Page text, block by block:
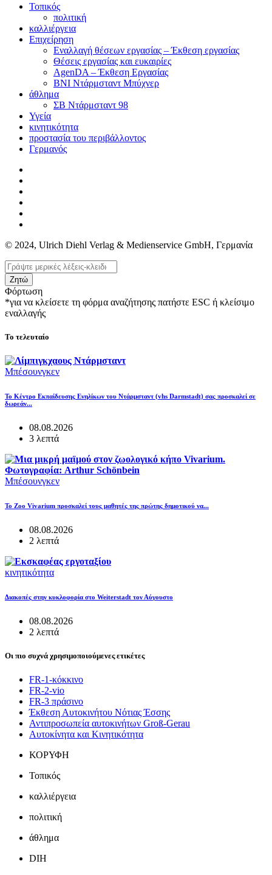
Τοπικός
πολιτική
καλλιέργεια
Επιχείρηση
Εναλλαγή θέσεων εργασίας – Έκθεση εργασίας
Θέσεις εργασίας και ευκαιρίες
AgenDA – Έκθεση Εργασίας
BNI Ντάρμσταντ Μπύχνερ
άθλημα
ΣΒ Ντάρμσταντ 98
Υγεία
κινητικότητα
προστασία του περιβάλλοντος
Γερμανός
© 2024, Ulrich Diehl Verlag & Medienservice GmbH, Γερμανία
Ζητώ
Φόρτωση
*για να κλείσετε τη φόρμα αναζήτησης πατήστε ESC ή κλείσιμο
εναλλαγής
Το τελευταίο
Μπέσουνγκεν
Το Κέντρο Εκπαίδευσης Ενηλίκων του Ντάρμσταντ (vhs Darmstadt) σας προσκαλεί σε
δωρεάν...
08.08.2026
3 λεπτά
Μπέσουνγκεν
Το Zoo Vivarium προσκαλεί τους μαθητές της πρώτης δημοτικού να...
08.08.2026
2 λεπτά
κινητικότητα
Διακοπές στην κυκλοφορία στο Weiterstadt τον Αύγουστο
08.08.2026
2 λεπτά
Οι πιο συχνά χρησιμοποιούμενες ετικέτες
FR-1-κόκκινο
FR-2-vio
FR-3 πράσινο
Έκθεση Αυτοκινήτου Νότιας Έσσης
Αντιπροσωπεία αυτοκινήτων Groß-Gerau
Αυτοκίνητα και Κινητικότητα
ΚΟΡΥΦΗ
Τοπικός
καλλιέργεια
πολιτική
άθλημα
DIH